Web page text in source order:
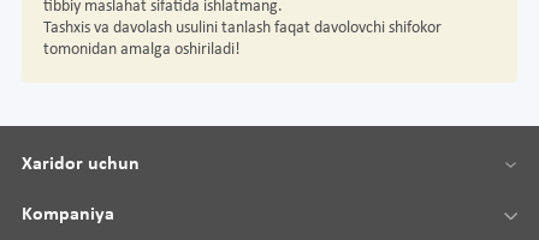
tibbiy maslahat sifatida ishlatmang.
Tashxis va davolash usulini tanlash faqat davolovchi shifokor
tomonidan amalga oshiriladi!
Xaridor uchun
Kompaniya